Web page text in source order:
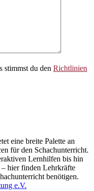
stimmst du den Richtlinien
eine breite Palette an
für den Schachunterricht.
Lernhilfen bis hin
– hier finden Lehrkräfte
benötigen.